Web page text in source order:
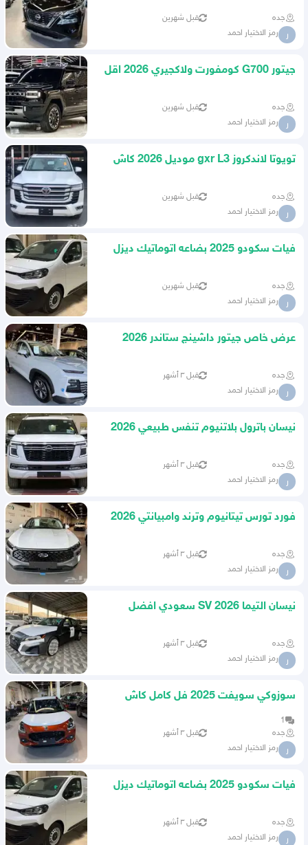
جده قبل شهرين
ر رمز الاختيار احمد
جيتور G700 كومفورت ولاكجيري 2026 اقل
جده قبل شهرين
ر رمز الاختيار احمد
تويوتا لاندكروز gxr L3 موديل 2026 كاش
جده قبل شهرين
ر رمز الاختيار احمد
فيات سكودو 2025 بضاعه اتوماتيك ديزل
جده قبل شهرين
ر رمز الاختيار احمد
عرض خاص جيتور داشينج ستاندر 2026
جده قبل ٣ أشهر
ر رمز الاختيار احمد
نيسان باترول بلاتنيوم تنفس طبيعي 2026
جده قبل ٣ أشهر
ر رمز الاختيار احمد
فورد تورس تيتانيوم وترند وامبيانتي 2026
جده قبل ٣ أشهر
ر رمز الاختيار احمد
نيسان التيما 2026 SV سعودي افضل
جده قبل ٣ أشهر
ر رمز الاختيار احمد
سوزوكي سويفت 2025 فل كامل كاش
1
جده
قبل ٣ أشهر
ر رمز الاختيار احمد
فيات سكودو 2025 بضاعه اتوماتيك ديزل
جده قبل ٣ أشهر
ر رمز الاختيار احمد